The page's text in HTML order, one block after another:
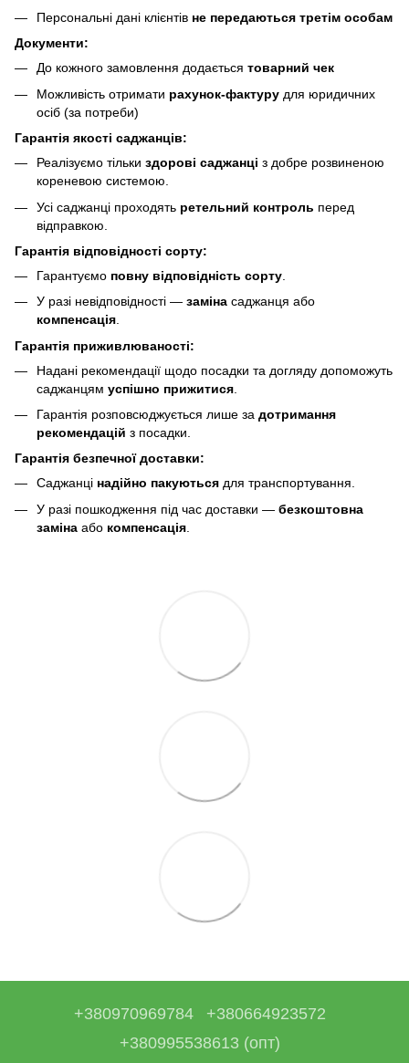
Персональні дані клієнтів не передаються третім особам
Документи:
До кожного замовлення додається товарний чек
Можливість отримати рахунок-фактуру для юридичних
осіб (за потреби)
Гарантія якості саджанців:
Реалізуємо тільки здорові саджанці з добре розвиненою
кореневою системою.
Усі саджанці проходять ретельний контроль перед
відправкою.
Гарантія відповідності сорту:
Гарантуємо повну відповідність сорту
У разі невідповідності — заміна саджанця або
компенсація.
Гарантія приживлюваності:
Надані рекомендації щодо посадки та догляду допоможуть
саджанцям успішно прижитися
Гарантія розповсюджується лише за дотримання
рекомендацій з посадки.
Гарантія безпечної доставки:
Саджанці надійно пакуються для транспортування.
У разі пошкодження під час доставки — безкоштовна
заміна або компенсація
+380970969784
+380664923572
+380995538613 (опт)